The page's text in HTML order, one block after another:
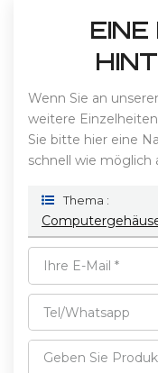
Wenn Sie an
weitere
Sie bitte hier eine
schnell wie möglich
Thema :